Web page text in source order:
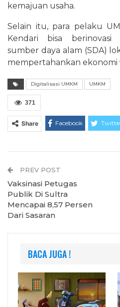
kemajuan usaha.
Selain itu, para pelaku
Kendari bisa berinovasi
sumber daya alam (SDA)
mempertahankan ekonomi
Digitalisasi UMKM UMKM
371
Share Facebook
PREV POST
Vaksinasi Petugas
Publik Di Sultra
Mencapai 8,57 Persen
Dari Sasaran
BACA JUGA !